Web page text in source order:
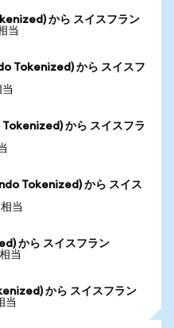
から スイスフラン
当
Tokenized) から スイスフ
から スイスフラ
Tokenized) から スイス
当
から スイスフラン
当
から スイスフラン
当